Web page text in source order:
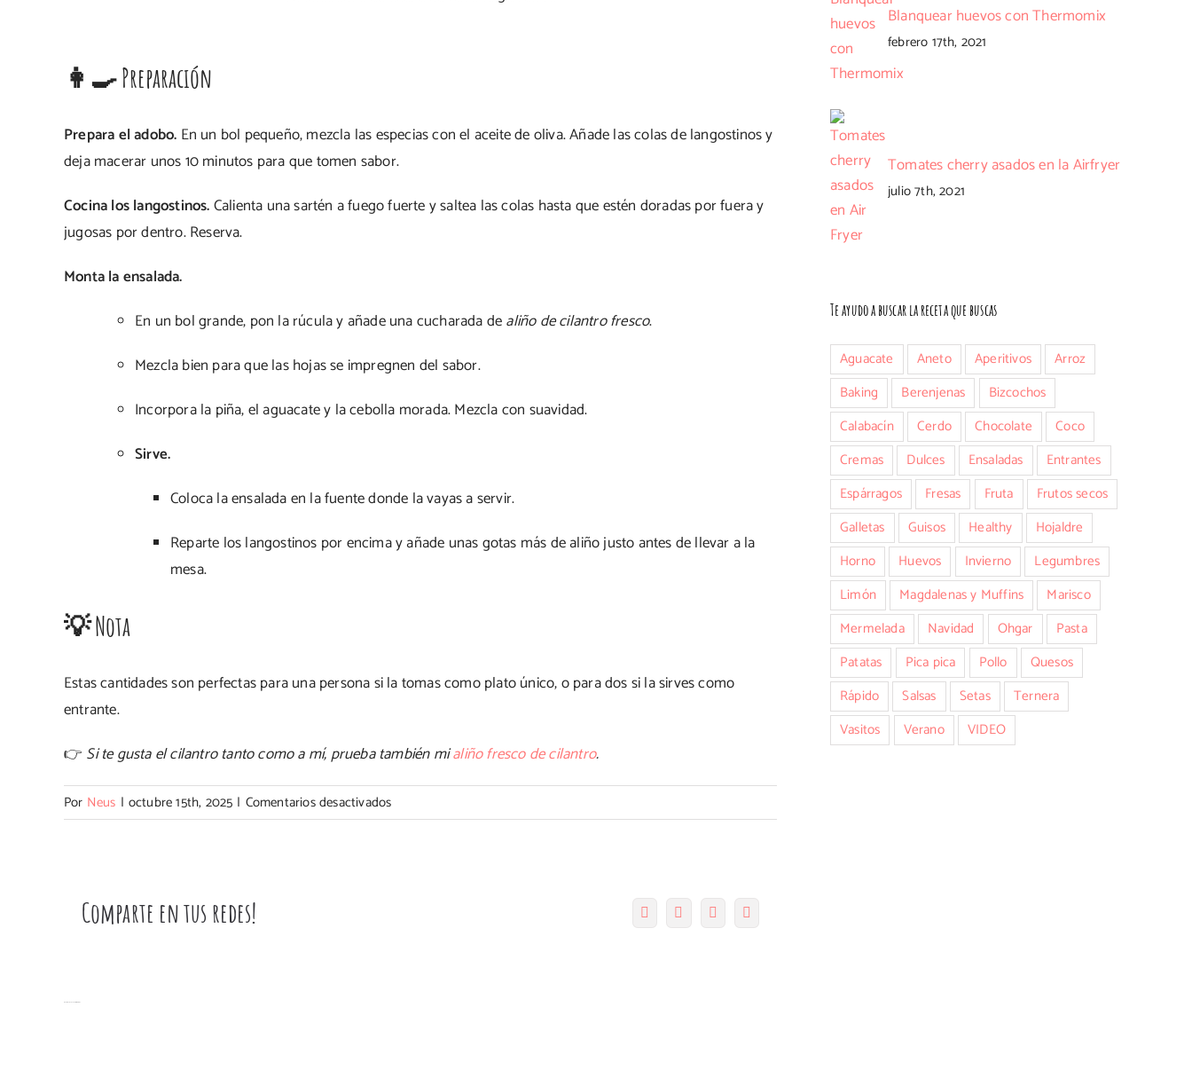
👩‍🍳 Preparación
Prepara el adobo. En un bol pequeño, mezcla las especias con el aceite de oliva. Añade las colas de langostinos y
deja macerar unos 10 minutos para que tomen sabor.
Cocina los langostinos.Calienta una sartén a fuego fuerte y saltea las colas hasta que estén doradas por fuera y
jugosas por dentro. Reserva.
Monta la ensalada.
En un bol grande, pon la rúcula y añade una cucharada dealiño de cilantro fresco.
Mezcla bien para que las hojas se impregnen del sabor.
Incorpora la piña, el aguacate y la cebolla morada. Mezcla con suavidad.
Sirve.
Coloca la ensalada en la fuente donde la vayas a servir.
Reparte los langostinos por encima y añade unas gotas más de aliño justo antes de llevar a la
mesa.
💡 Nota
Estas cantidades son perfectas para una persona si la tomas como plato único, o para dos si la sirves como
entrante.
👉 Si te gusta el cilantro tanto como a mí, prueba también mialiño fresco de cilantro.
Por Neus | octubre 15th, 2025 | Comentarios desactivadosen
Ensalada
Comparte en tus redes! FacebookTwitter Pinterest
electrónico
Blanquear huevos con Thermomix
febrero 17th, 2021
Tomates cherry asados en la Airfryer
julio 7th, 2021
Te ayudo a buscar la receta que buscas
Aguacate Aneto Aperitivos
Arroz
Baking
Berenjenas
Bizcochos
Calabacín
Cerdo Chocolate
Coco
Cremas
Dulces Ensaladas
Entrantes
Espárragos
Fresas Fruta
Frutos secos
Galletas
Guisos Healthy
Hojaldre
Horno
Huevos Invierno
Legumbres
Limón
Magdalenas y Muffins
Marisco
Mermelada
Navidad Ohgar
Pasta
Patatas
Pica pica Pollo
Quesos
Rápido
Salsas Setas
Ternera
Vasitos
Verano VIDEO